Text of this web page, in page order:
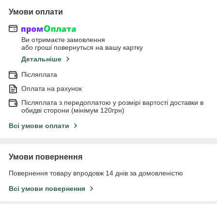
Умови оплати
Ви отримаєте замовлення
або гроші повернуться на вашу картку
Детальніше
Післяплата
Оплата на рахунок
Післяплата з передоплатою у розмірі вартості доставки в
обидві сторони (мінімум 120грн)
Всі умови оплати
Умови повернення
Повернення товару впродовж 14 днів за домовленістю
Всі умови повернення